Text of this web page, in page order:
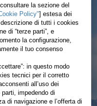
la sezione del
Policy"] estesa dei
di tutti i cookies
di “terze parti”, e
la configurazione,
il tuo consenso
in questo modo
tecnici per il corretto
all’uso dei
impedendo di
di navigazione e l’offerta di